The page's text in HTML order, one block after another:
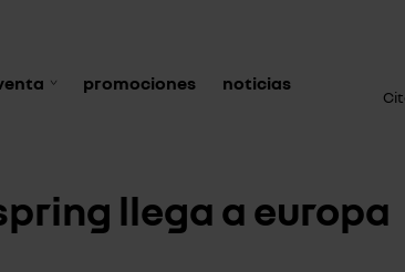
promociones noticias
llega a europa